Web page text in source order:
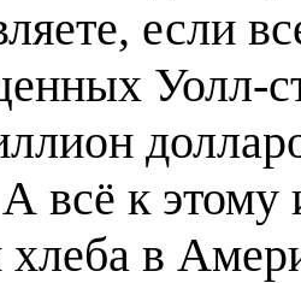
если
Уолл-
всё к
хлеба в